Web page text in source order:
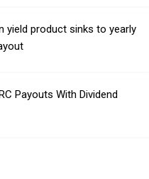
yield product sinks to yearly
Payouts With Dividend